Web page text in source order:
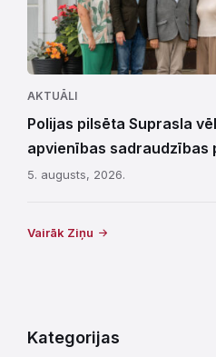
AKTUĀLI
Polijas pilsēta Suprasla
apvienības sadraudzības
5. augusts, 2026.
Vairāk Ziņu
Kategorijas